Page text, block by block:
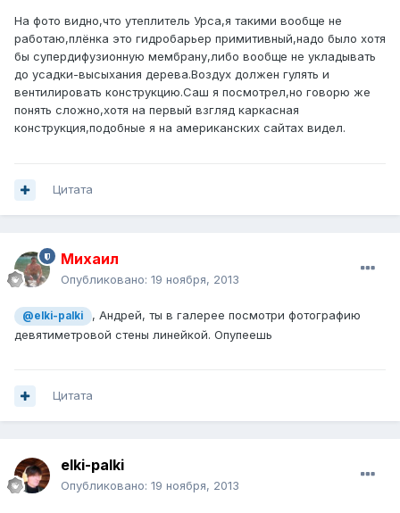
На фото видно,что утеплитель Урса,я такими вообще не
работаю,плёнка это гидробарьер примитивный,надо было хотя
бы супердифузионную мембрану,либо вообще не укладывать
до усадки-высыхания дерева.Воздух должен гулять и
вентилировать конструкцию.Саш я посмотрел,но говорю же
понять сложно,хотя на первый взгляд каркасная
конструкция,подобные я на американских сайтах видел.
Цитата
Михаил
Опубликовано: 19 ноября, 2013
@elki-palki
, Андрей, ты в галерее посмотри фотографию
девятиметровой стены линейкой. Опупеешь
Цитата
elki-palki
Опубликовано: 19 ноября, 2013